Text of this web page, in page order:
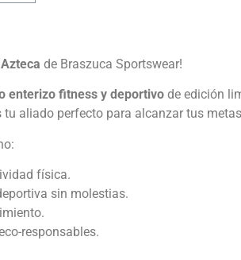
de Braszuca Sportswear!
enterizo fitness y deportivo de edición
tu aliado perfecto para alcanzar tus
física.
sin molestias.
responsables.